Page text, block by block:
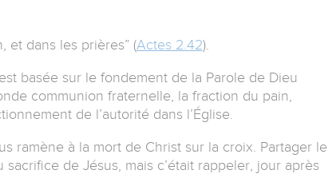
et dans les prières” (Actes 2.42).
basée sur le fondement de la Parole de Dieu
communion fraternelle, la fraction du pain,
de l’autorité dans l’Église.
ramène à la mort de Christ sur la croix. Partager le
de Jésus, mais c’était rappeler, jour après